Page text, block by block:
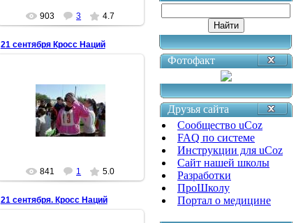
903 3 4.7
21 сентября Кросс Наций
26.09.2008
Счастливый номер...
Антонина
841 1 5.0
21 сентября. Кросс Наций
Фотофакт
Друзья сайта
Сообщество uCoz
FAQ по системе
Инструкции для uCoz
Сайт нашей школы
Разработки
ПроШколу
Портал о медицине